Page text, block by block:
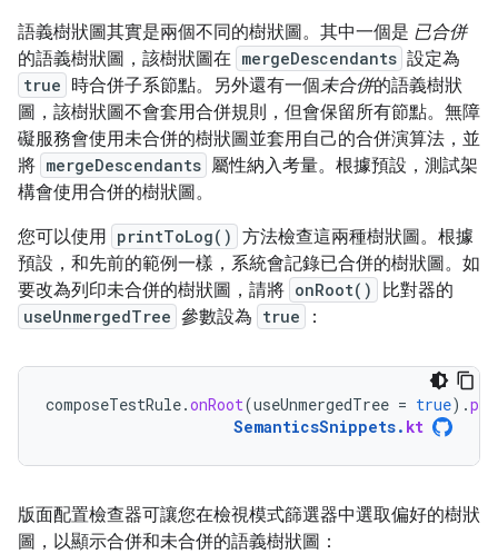
語義樹狀圖其實是兩個不同的樹狀圖。其中一個是 已合併
的語義樹狀圖，該樹狀圖在 mergeDescendants 設定為
true 時合併子系節點。另外還有一個未合併的語義樹狀
圖，該樹狀圖不會套用合併規則，但會保留所有節點。無障
礙服務會使用未合併的樹狀圖並套用自己的合併演算法，並
將 mergeDescendants 屬性納入考量。根據預設，測試架
構會使用合併的樹狀圖。
您可以使用 printToLog() 方法檢查這兩種樹狀圖。根據
預設，和先前的範例一樣，系統會記錄已合併的樹狀圖。如
要改為列印未合併的樹狀圖，請將 onRoot() 比對器的
useUnmergedTree 參數設為 true ：
composeTestRule.onRoot(useUnmergedTree = true).
SemanticsSnippets. kt
版面配置檢查器可讓您在檢視模式篩選器中選取偏好的樹狀
圖，以顯示合併和未合併的語義樹狀圖：